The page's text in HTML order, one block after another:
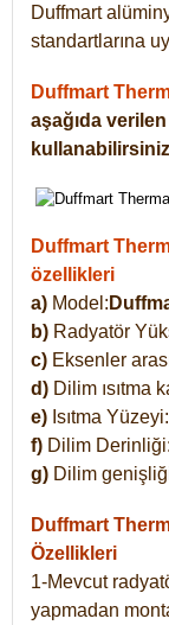
Duffmart
standartlarına
Duffmart
aşağıda
Duffmart
özellikleri
a) Model:
b) Radyatör
c) Eksenler
d) Dilim ısıtma
e) Isıtma
f) Dilim
g) Dilim
Duffmart
Özellikleri
1-Mevcut
yapmadan